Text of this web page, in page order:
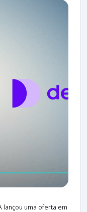
lançou uma oferta em